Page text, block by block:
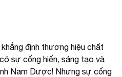
định thương hiệu chất
sự cống hiến, sáng tạo và
Nam Dược! Nhưng sự cống